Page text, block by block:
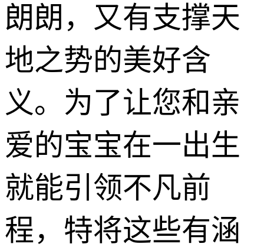
朗朗，又有支撑天
地之势的美好含
义。为了让您和亲
爱的宝宝在一出生
就能引领不凡前
程，特将这些有涵